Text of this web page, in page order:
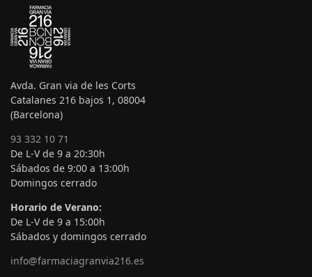
Avda. Gran via de les Corts
Catalanes 216 bajos 1, 08004
(Barcelona)
93 332 10 71
De L-V de 9 a 20:30h
Sábados de 9:00 a 13:00h
Domingos cerrado
Horario de Verano:
De L-V de 9 a 15:00h
Sábados y domingos cerrado
info@farmaciagranvia216.es